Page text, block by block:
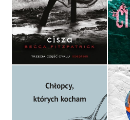
BECCA FITZPATRICK
OPRAWA MIĘKKA
32,90 ZŁ